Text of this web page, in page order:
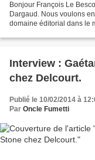
Bonjour François Le
Dargaud. Nous voulons
domaine éditorial dans le
Interview :
chez Delcourt.
Publié le 10/02/2014 à
Par Oncle Fumetti